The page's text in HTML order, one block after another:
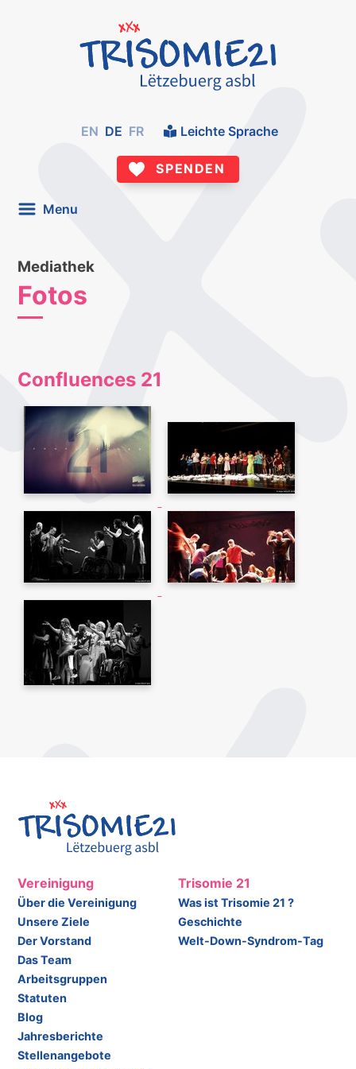
EN DE FR Leichte Sprache
SPENDEN
Menu
Mediathek
Fotos
Confluences 21
Vereinigung
Über die Vereinigung
Unsere Ziele
Der Vorstand
Das Team
Arbeitsgruppen
Statuten
Blog
Jahresberichte
Stellenangebote
Trisomie 21
Was ist Trisomie 21 ?
Geschichte
Welt-Down-Syndrom-Tag